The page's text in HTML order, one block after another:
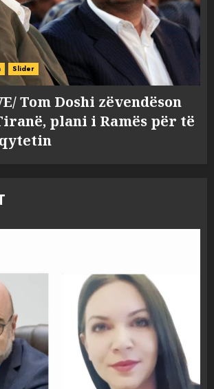
Slider
Tom Doshi zëvendëson
plani i Ramës për të